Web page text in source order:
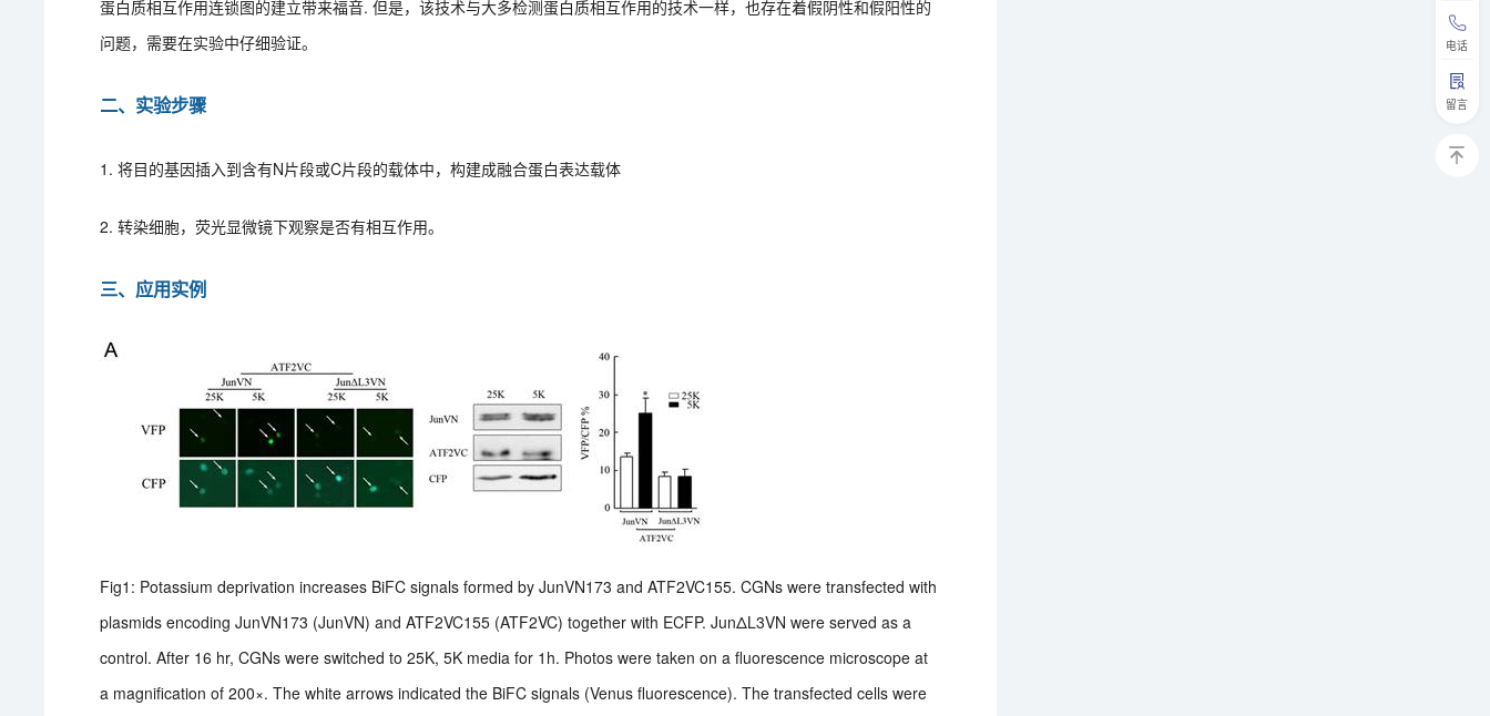
电话
留言
蛋白质相互作用连锁图的建立带来福音. 但是，该技术与大多检测蛋白质相互作用的技术一样，也存在着假阴性和假阳性的
问题，需要在实验中仔细验证。
二、实验步骤
1. 将目的基因插入到含有N片段或C片段的载体中，构建成融合蛋白表达载体
2. 转染细胞，荧光显微镜下观察是否有相互作用。
三、应用实例
Fig1: Potassium deprivation increases BiFC signals formed by JunVN173 and ATF2VC155. CGNs were transfected with
plasmids encoding JunVN173 (JunVN) and ATF2VC155 (ATF2VC) together with ECFP. JunΔL3VN were served as a
control. After 16 hr, CGNs were switched to 25K, 5K media for 1h. Photos were taken on a fluorescence microscope at
a magnification of 200×. The white arrows indicated the BiFC signals (Venus fluorescence). The transfected cells were